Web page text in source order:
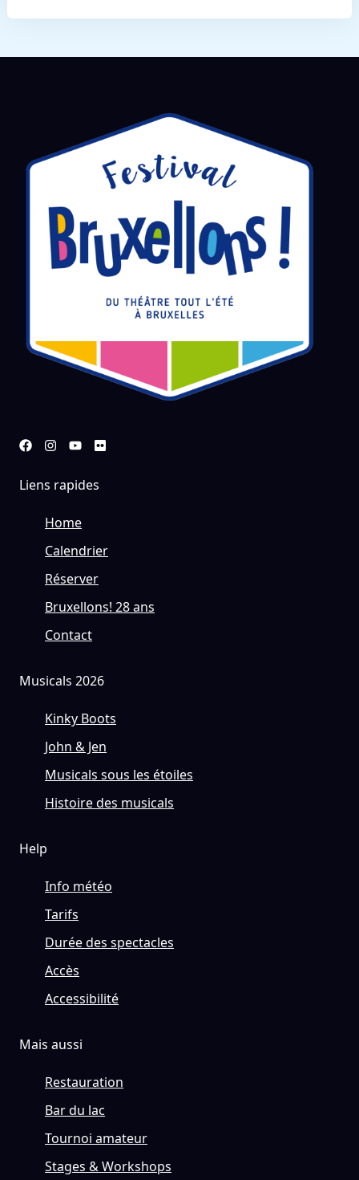
Liens rapides
Home
Calendrier
Réserver
Bruxellons! 28 ans
Contact
Musicals 2026
Kinky Boots
John & Jen
Musicals sous les étoiles
Histoire des musicals
Help
Info météo
Tarifs
Durée des spectacles
Accès
Accessibilité
Mais aussi
Restauration
Bar du lac
Tournoi amateur
Stages & Workshops